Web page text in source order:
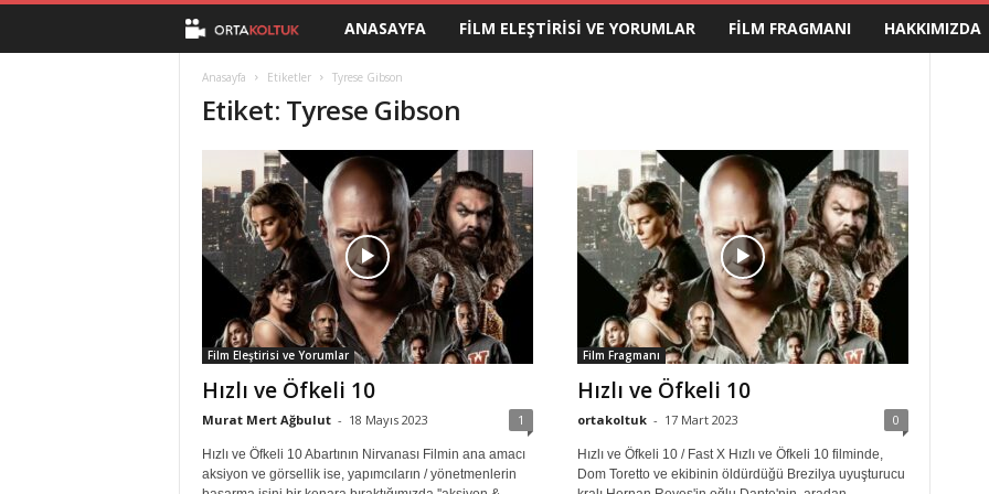
t
a
K
o
l
t
u
k
ANASAYFA FILM ELEŞTIRISI VE YORUMLAR FILM FRAGMANI HAKKIMIZDA
Anasayfa Etiketler Tyrese Gibson
Etiket: Tyrese Gibson
Film Eleştirisi ve Yorumlar
Hızlı ve Öfkeli 10
Murat Mert Ağbulut - 18 Mayıs 2023 1
Hızlı ve Öfkeli 10 Abartının Nirvanası Filmin ana amacı
aksiyon ve görsellik ise, yapımcıların / yönetmenlerin
Film Fragmanı
Hızlı ve Öfkeli 10
ortakoltuk - 17 Mart 2023 0
Hızlı ve Öfkeli 10 / Fast X Hızlı ve Öfkeli 10 filminde,
Dom Toretto ve ekibinin öldürdüğü Brezilya uyuşturucu